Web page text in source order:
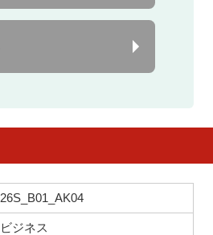
26S_B01_AK04
ビジネス